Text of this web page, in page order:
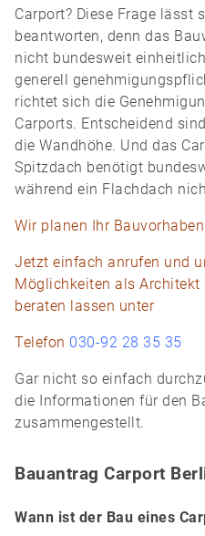
Carport? Diese Frage lässt
beantworten, denn das
nicht bundesweit
generell
richtet sich die
Carports. Entscheidend
die Wandhöhe. Und das
Spitzdach benötigt
während ein Flachdach
Wir planen Ihr
Jetzt einfach anrufen und
Möglichkeiten als
beraten lassen unter
Telefon 030-92 28 35 35
Gar nicht so einfach
die Informationen für den
zusammengestellt.
Bauantrag Carport
Wann ist der Bau eines